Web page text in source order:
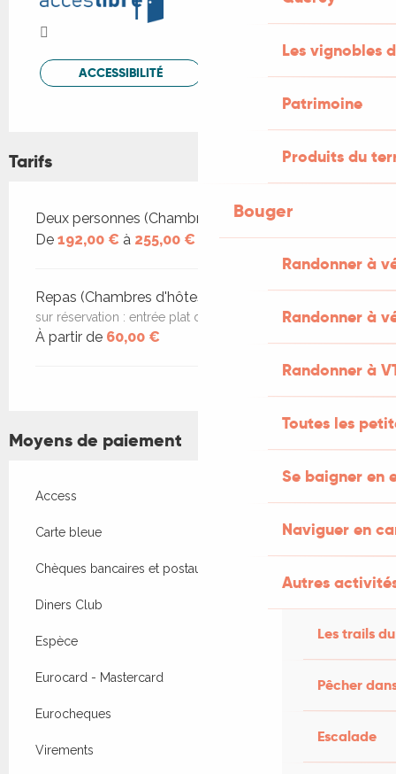
Les vignobles
Patrimoine
Produits du
Bouger
Randonner à
Randonner à
Randonner à
Toutes les
Se baigner en
Naviguer en
Autres
Les trails
Pêcher
Escalade
ACCESSIBILITÉ
Tarifs
Tarifs 2026
Deux personnes (Chambres d'hôtes)
De 192,00 € à 255,00 €
Repas (Chambres d'hôtes)
sur réservation : entrée plat dessert
À partir de 60,00 €
Moyens de paiement
Access
Carte bleue
Chèques bancaires et postaux
Diners Club
Espèce
Eurocard - Mastercard
Eurocheques
Virements